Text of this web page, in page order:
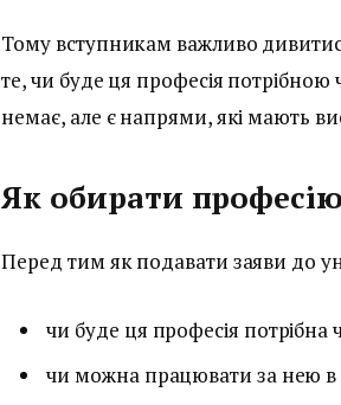
Тому вступникам важливо
те, чи буде ця професія потрібною
немає, але є напрями, які мають
Як обирати професію
Перед тим як подавати заяви до
чи буде ця професія потрібна
чи можна працювати за нею в